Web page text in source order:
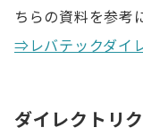
ちらの資料を参考
⇒レバテックダイ
ダイレクトリ